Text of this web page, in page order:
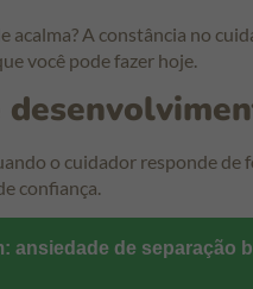
A constância no
você pode fazer hoje.
o cuidador responde de
confiança.
ansiedade de separação